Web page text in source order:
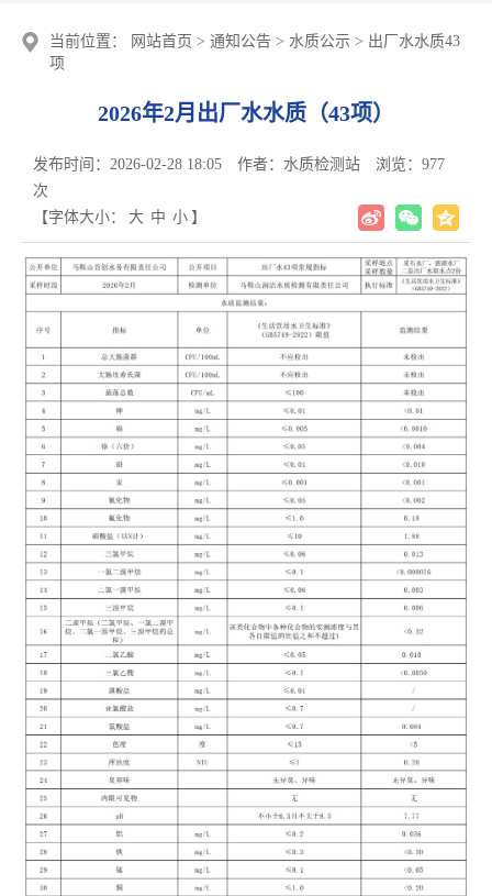
当前位置： 网站首页 > 通知公告 > 水质公示 > 出厂水水质43
项
2026年2月出厂水水质（43项）
发布时间：2026-02-28 18:05 作者：水质检测站 浏览： 977
次
【字体大小：
大 中 小 】